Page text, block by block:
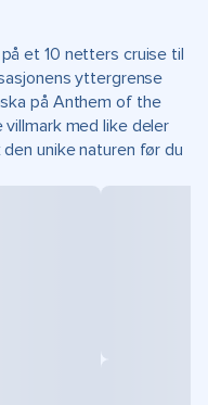
et 10 netters cruise til
yttergrense
på Anthem of the
med like deler
unike naturen før du